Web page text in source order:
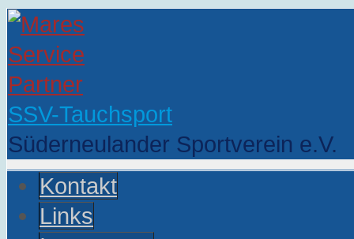
SSV-Tauchsport
Süderneulander Sportverein e.V.
Kontakt
Links